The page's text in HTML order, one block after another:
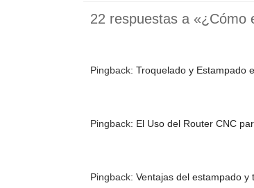
22 respuestas a «¿Cómo
Pingback: Troquelado y Estampado
Pingback: El Uso del Router CNC
Pingback: Ventajas del estampado y